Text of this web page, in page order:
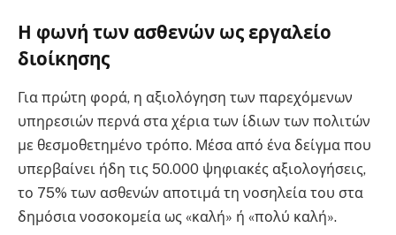
Η φωνή των ασθενών ως εργαλείο
διοίκησης
Για πρώτη φορά, η αξιολόγηση των παρεχόμενων
υπηρεσιών περνά στα χέρια των ίδιων των πολιτών
με θεσμοθετημένο τρόπο. Μέσα από ένα δείγμα που
υπερβαίνει ήδη τις 50.000 ψηφιακές αξιολογήσεις,
το 75% των ασθενών αποτιμά τη νοσηλεία του στα
δημόσια νοσοκομεία ως «καλή» ή «πολύ καλή».